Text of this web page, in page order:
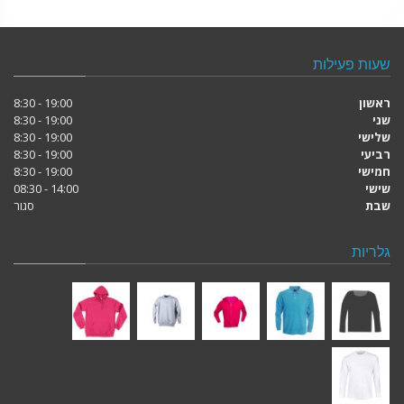
שעות פעילות
ראשון
19:00 - 8:30
שני
19:00 - 8:30
שלישי
19:00 - 8:30
רביעי
19:00 - 8:30
חמישי
19:00 - 8:30
שישי
14:00 - 08:30
שבת
סגור
גלריות